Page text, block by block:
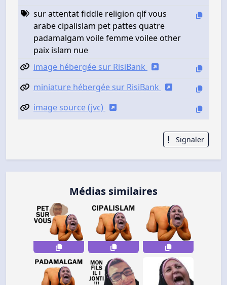
sur attentat fiddle religion qlf vous
arabe cipalislam pet pattes quatre
padamalgam voile femme voilee other
paix islam nue
image hébergée sur RisiBank
miniature hébergée sur RisiBank
image source (jvc)
Signaler
Médias similaires